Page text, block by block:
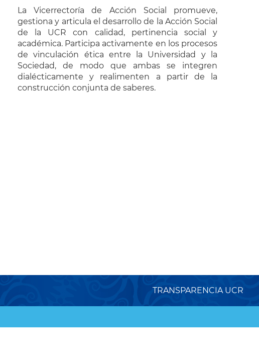
La Vicerrectoría de Acción Social promueve,
gestiona y articula el desarrollo de la Acción Social
de la UCR con calidad, pertinencia social y
académica. Participa activamente en los procesos
de vinculación ética entre la Universidad y la
Sociedad, de modo que ambas se integren
dialécticamente y realimenten a partir de la
construcción conjunta de saberes.
TRANSPARENCIA UCR